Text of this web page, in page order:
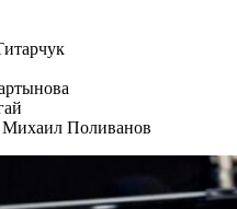
Михаил Поливанов